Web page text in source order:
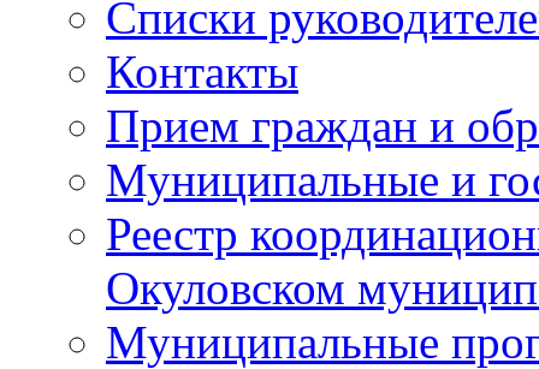
Списки
Контакты
Прием граждан и
Муниципальные и
Реестр
Окуловском
Муниципальные